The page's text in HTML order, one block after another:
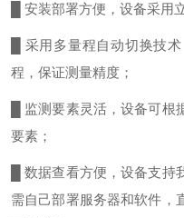
█ 安装部署方便，设备采用
█ 采用多量程自动切换技
程，保证测量精度；
█ 监测要素灵活，设备可
要素；
█ 数据查看方便，设备支
需自己部署服务器和软件，